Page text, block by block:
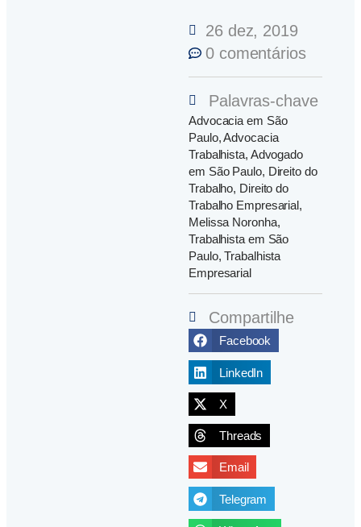
26 dez, 2019
0 comentários
Palavras-chave
Advocacia em São
Paulo,Advocacia
Trabalhista, Advogado
em São Paulo, Direito do
Trabalho, Direito do
Trabalho Empresarial,
Melissa Noronha,
Trabalhista em São
Paulo,Trabalhista
Empresarial
Compartilhe
Facebook
LinkedIn
X
Threads
Email
Telegram